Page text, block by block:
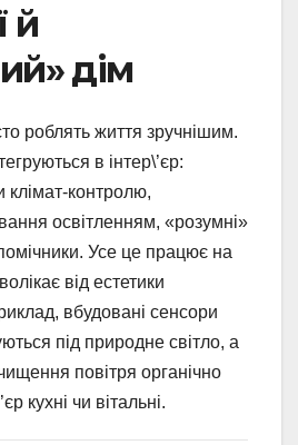
й
дім
роблять життя зручнішим.
в інтер\’єр:
клімат-контролю,
освітленням, «розумні»
Усе це працює на
від естетики
вбудовані сенсори
під природне світло, а
повітря органічно
кухні чи вітальні.